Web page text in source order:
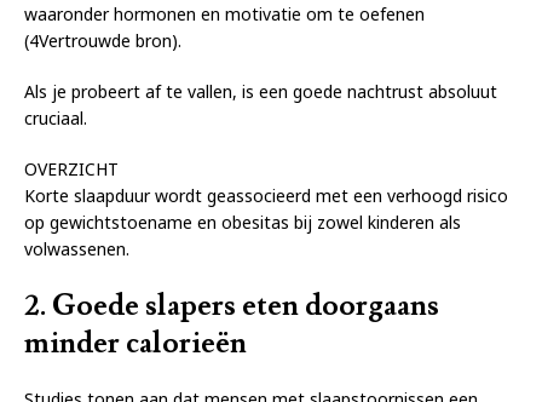
waaronder hormonen en motivatie om te oefenen
(4Vertrouwde bron).
Als je probeert af te vallen, is een goede nachtrust absoluut
cruciaal.
OVERZICHT
Korte slaapduur wordt geassocieerd met een verhoogd risico
op gewichtstoename en obesitas bij zowel kinderen als
volwassenen.
2. Goede slapers eten doorgaans
minder calorieën